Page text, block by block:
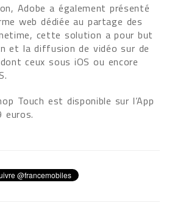
Adobe a également présenté
web dédiée au partage des
cette solution a pour but
et la diffusion de vidéo sur de
ceux sous iOS ou encore
Touch est disponible sur l’App
euros.